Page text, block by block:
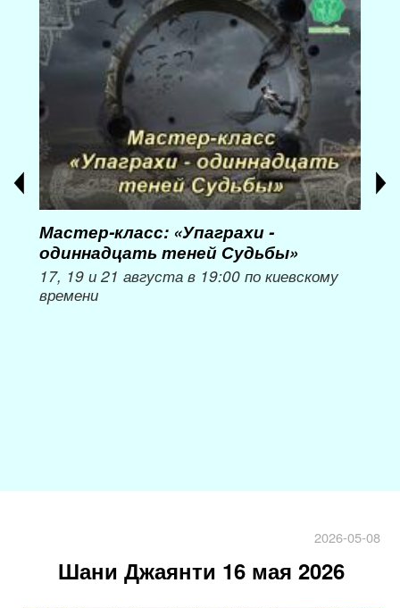
Мастер-класс: «Упаграхи -
одиннадцать теней Судьбы»
17, 19 и 21 августа в 19:00 по киевскому
времени
2026-05-08
Шани Джаянти 16 мая 2026